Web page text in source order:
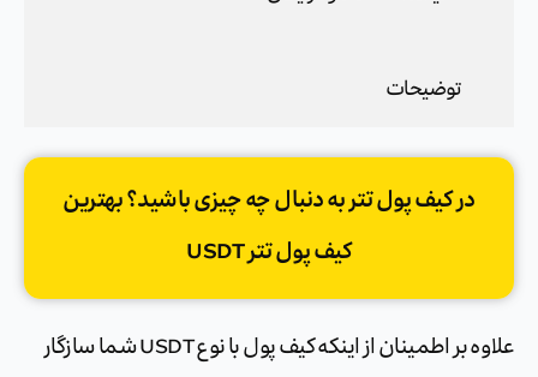
توضیحات
در کیف پول تتر به دنبال چه چیزی باشید؟ بهترین
کیف پول تتر USDT
علاوه بر اطمینان از اینکه کیف پول با نوع USDT شما سازگار